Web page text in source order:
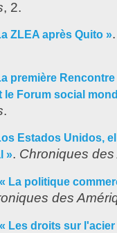
, 2.
ZLEA après Quito »
première
le Forum social
.
Estados Unidos,
». Chroniques
« La politique
des
« Les droits sur